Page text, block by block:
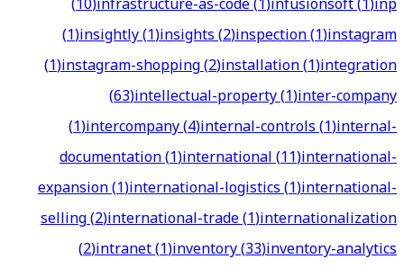
(1)insightly(1)insights(2)inspection(1)instagram
(1)instagram-shopping(2)installation(1)integration
(63)intellectual-property(1)inter-company
(1)intercompany(4)internal-controls(1)internal-
documentation(1)international(11)international-
expansion(1)international-logistics(1)international-
selling(2)international-trade(1)internationalization
(2)intranet(1)inventory(33)inventory-analytics